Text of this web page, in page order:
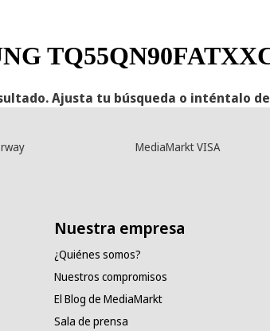
Ajusta tu búsqueda o inténtalo
MediaMarkt VISA
Nuestra empresa
¿Quiénes somos?
Nuestros compromisos
El Blog de MediaMarkt
Sala de prensa